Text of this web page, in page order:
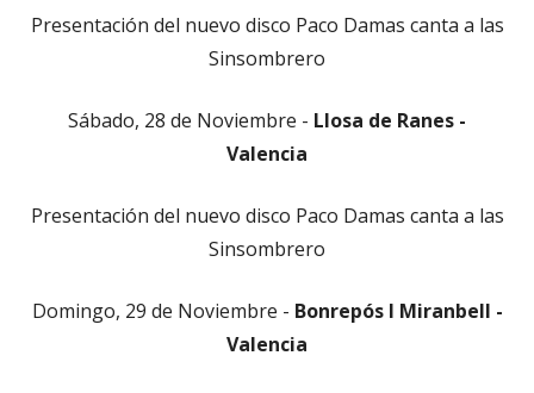
Presentación del nuevo disco Paco Damas canta a las
Sinsombrero
Sábado, 28 de Noviembre - Llosa de Ranes -
Valencia
Presentación del nuevo disco Paco Damas canta a las
Sinsombrero
Domingo, 29 de Noviembre - Bonrepós I Miranbell -
Valencia